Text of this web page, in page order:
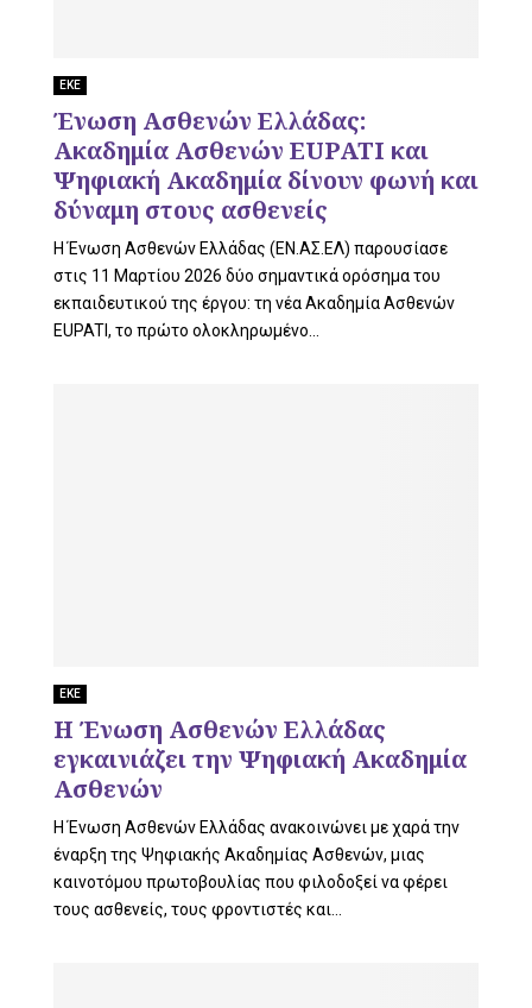
ΕΚΕ
Ένωση Ασθενών Ελλάδας:
Ακαδημία Ασθενών EUPATI και
Ψηφιακή Ακαδημία δίνουν φωνή και
δύναμη στους ασθενείς
Η Ένωση Ασθενών Ελλάδας (ΕΝ.ΑΣ.ΕΛ) παρουσίασε
στις 11 Μαρτίου 2026 δύο σημαντικά ορόσημα του
εκπαιδευτικού της έργου: τη νέα Ακαδημία Ασθενών
EUPATI, το πρώτο ολοκληρωμένο...
ΕΚΕ
Η Ένωση Ασθενών Ελλάδας
εγκαινιάζει την Ψηφιακή Ακαδημία
Ασθενών
Η Ένωση Ασθενών Ελλάδας ανακοινώνει με χαρά την
έναρξη της Ψηφιακής Ακαδημίας Ασθενών, μιας
καινοτόμου πρωτοβουλίας που φιλοδοξεί να φέρει
τους ασθενείς, τους φροντιστές και...